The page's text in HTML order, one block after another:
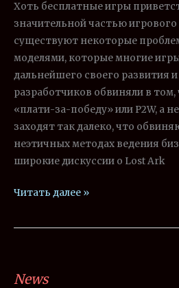
Хоть бесплатные игры
значительной частью
существуют некоторые
моделями, которые многие
дальнейшего своего развития
разработчиков обвиняли в
«плати-за-победу» или P2W, а
заходят так далеко, что
неэтичных методах ведения
широкие дискуссии о Lost Ark
Читать далее »
News